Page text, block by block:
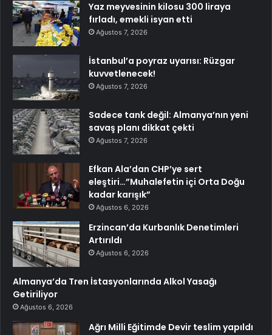
Yaz meyvesinin kilosu 300 liraya
fırladı, emekli isyan etti
Ağustos 7, 2026
İstanbul’a poyraz uyarısı: Rüzgar
kuvvetlenecek!
Ağustos 7, 2026
Sadece tank değil: Almanya’nın yeni
savaş planı dikkat çekti
Ağustos 7, 2026
Efkan Ala’dan CHP’ye sert
eleştiri…”Muhalefetin içi Orta Doğu
kadar karışık”
Ağustos 6, 2026
Erzincan’da Kurbanlık Denetimleri
Artırıldı
Ağustos 6, 2026
Almanya’da Tren İstasyonlarında Alkol Yasağı
Getiriliyor
Ağustos 6, 2026
Ağrı Milli Eğitimde Devir teslim yapıldı